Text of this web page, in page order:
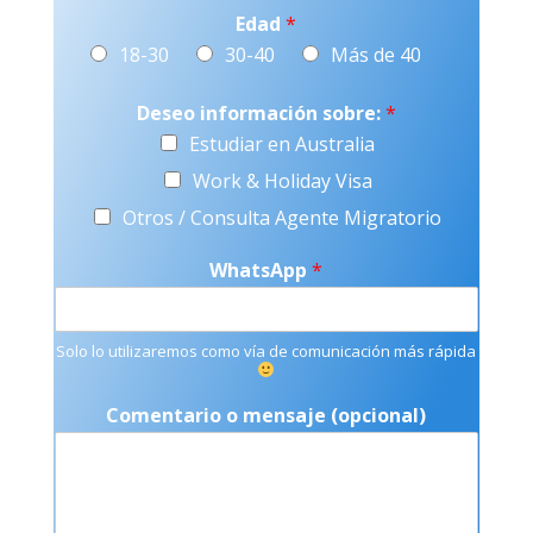
Edad*
18-30
30-40 Más de 40
Deseo información sobre:*
Estudiar en Australia
Work & Holiday Visa
Otros / Consulta Agente Migratorio
WhatsApp*
Solo lo utilizaremos como vía de comunicación más rápida
Comentario o mensaje (opcional)